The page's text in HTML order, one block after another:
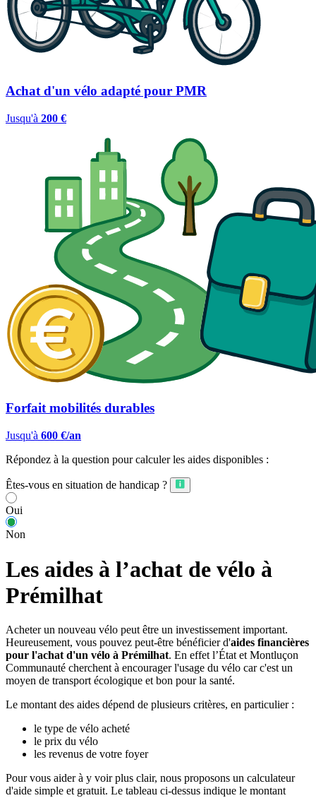
Achat d'un vélo adapté pour PMR
Jusqu'à 200 €
Forfait mobilités durables
Jusqu'à 600 €/an
Répondez à la question pour calculer les aides disponibles :
Êtes-vous en situation de handicap ?
Oui
Non
Les aides à l’achat de vélo à
Prémilhat
Acheter un nouveau vélo peut être un investissement important.
Heureusement, vous pouvez peut-être bénéficier d'aides financières
pour l'achat d'un vélo à Prémilhat. En effet l’État et Montluçon
Communauté cherchent à encourager l'usage du vélo car c'est un
moyen de transport écologique et bon pour la santé.
Le montant des aides dépend de plusieurs critères, en particulier :
le type de vélo acheté
le prix du vélo
les revenus de votre foyer
Pour vous aider à y voir plus clair, nous proposons un calculateur
d'aide simple et gratuit. Le tableau ci-dessus indique le montant